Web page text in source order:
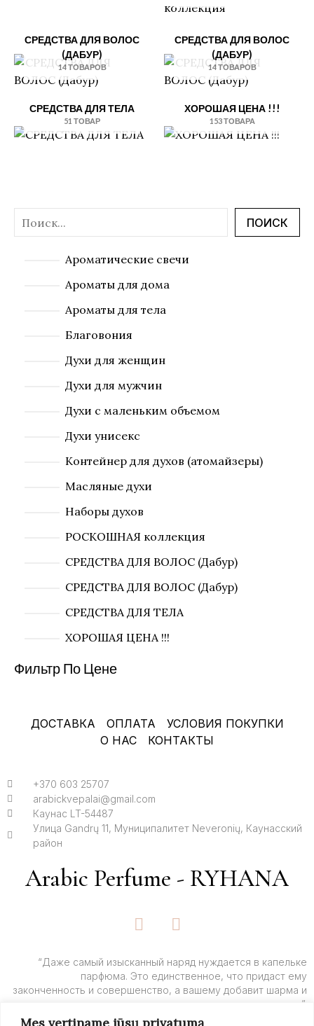
Mes vertiname jūsų privatumą
ПОИСК
Ароматические свечи
Ароматы для дома
Ароматы для тела
Благовония
Духи для женщин
Духи для мужчин
Духи с маленьким объемом
Духи унисекс
Контейнер для духов (атомайзеры)
Масляные духи
Наборы духов
РОСКОШНАЯ коллекция
СРЕДСТВА ДЛЯ ВОЛОС (Дабур)
СРЕДСТВА ДЛЯ ВОЛОС (Дабур)
СРЕДСТВА ДЛЯ ТЕЛА
ХОРОШАЯ ЦЕНА !!!
Фильтр По Цене
СРЕДСТВА ДЛЯ ВОЛОС
(ДАБУР)
14 ТОВАРОВ
СРЕДСТВА ДЛЯ ВОЛОС
(ДАБУР)
14 ТОВАРОВ
СРЕДСТВА ДЛЯ ТЕЛА
51 ТОВАР
ХОРОШАЯ ЦЕНА !!!
153 ТОВАРА
ДОСТАВКА ОПЛАТА
УСЛОВИЯ ПОКУПКИ
О НАС
КОНТАКТЫ
+370 603 25707
arabickvepalai@gmail.com
Каунас LT-54487
Улица Gandrų 11, Муниципалитет Neveronių, Каунасский
район
Arabic Perfume - RYHANA
F
a
e
b
o
o
I
n
t
a
g
r
“Даже самый изысканный наряд нуждается в капельке
парфюма. Это единственное, что придаст ему
законченность и совершенство, а вашему добавит шарма и
очарования”.